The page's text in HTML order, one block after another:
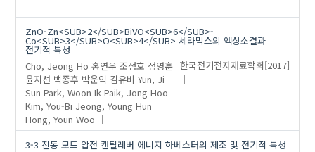
ZnO-Zn<SUB>2</SUB>BiVO<SUB>6</SUB>-
Co<SUB>3</SUB>O<SUB>4</SUB> 세라믹스의 액상소결과
전기적 특성
Cho, Jeong Ho 홍연우 조정호 정영훈
윤지선 백종후 박운익 김유비 Yun, Ji
Sun Park, Woon Ik Paik, Jong Hoo
Kim, You-Bi Jeong, Young Hun
Hong, Youn Woo
한국전기전자재료학회[2017]
3-3 진동 모드 압전 캔틸레버 에너지 하베스터의 제조 및 전기적 특성